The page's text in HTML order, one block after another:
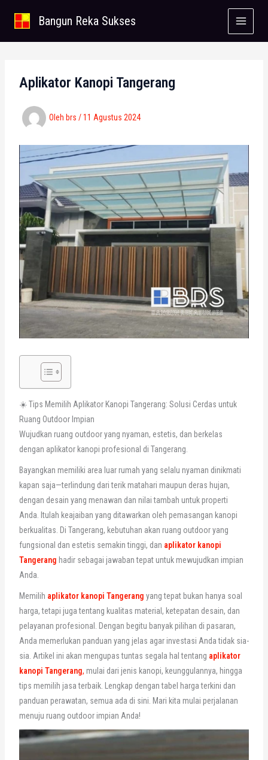
Bangun Reka Sukses
Aplikator Kanopi Tangerang
Oleh brs /11 Agustus 2024
☀️ Tips Memilih Aplikator Kanopi Tangerang: Solusi Cerdas untuk
Ruang Outdoor Impian
Wujudkan ruang outdoor yang nyaman, estetis, dan berkelas
dengan aplikator kanopi profesional di Tangerang.
Bayangkan memiliki area luar rumah yang selalu nyaman dinikmati
kapan saja—terlindung dari terik matahari maupun deras hujan,
dengan desain yang menawan dan nilai tambah untuk properti
Anda. Itulah keajaiban yang ditawarkan oleh pemasangan kanopi
berkualitas. Di Tangerang, kebutuhan akan ruang outdoor yang
fungsional dan estetis semakin tinggi, dan aplikator kanopi
Tangerang hadir sebagai jawaban tepat untuk mewujudkan impian
Anda.
Memilih aplikator kanopi Tangerang yang tepat bukan hanya soal
harga, tetapi juga tentang kualitas material, ketepatan desain, dan
pelayanan profesional. Dengan begitu banyak pilihan di pasaran,
Anda memerlukan panduan yang jelas agar investasi Anda tidak sia-
sia. Artikel ini akan mengupas tuntas segala hal tentang aplikator
kanopi Tangerang, mulai dari jenis kanopi, keunggulannya, hingga
tips memilih jasa terbaik. Lengkap dengan tabel harga terkini dan
panduan perawatan, semua ada di sini. Mari kita mulai perjalanan
menuju ruang outdoor impian Anda!